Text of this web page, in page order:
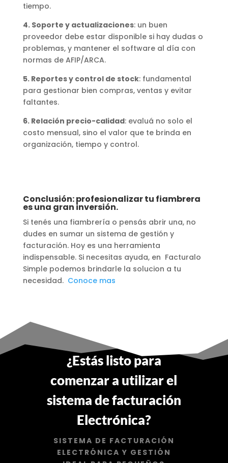
tiempo.
4. Soporte y actualizaciones: un buen
proveedor debe estar disponible si hay dudas o
problemas, y mantener el software al día con
normas de AFIP/ARCA.
5. Reportes y control de stock: fundamental
para gestionar bien compras, ventas y evitar
faltantes.
6. Relación precio-calidad: evaluá no solo el
costo mensual, sino el valor que te brinda en
organización, tiempo y control.
Conclusión: profesionalizar tu fiambrera
es una gran inversión.
Si tenés una fiambrería o pensás abrir una, no
dudes en sumar un sistema de gestión y
facturación. Hoy es una herramienta
indispensable. Si necesitas ayuda, en Facturalo
Simple podemos brindarle la solucion a tu
necesidad. Conoce mas
¿Estás listo para
comenzar a utilizar el
sistema de facturación
Electrónica?
SISTEMA DE FACTURACIÓN
ELECTRÓNICA Y GESTIÓN